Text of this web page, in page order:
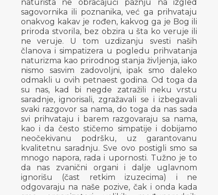
naturista ne obraćajući pažnju na izgled
sagovornika ili poznanika, već ga prihvataju
onakvog kakav je rođen, kakvog ga je Bog ili
priroda stvorila, bez obzira u šta ko veruje ili
ne veruje. U tom uzdizanju svesti naših
članova i simpatizera u pogledu prihvatanja
naturizma kao prirodnog stanja življenja, iako
nismo sasvim zadovoljni, ipak smo daleko
odmakli u ovih petnaest godina. Od toga da
su nas, kad bi negde zatražili neku vrstu
saradnje, ignorisali, zgražavali se i izbegavali
svaki razgovor sa nama, do toga da nas sada
svi prihvataju i barem razgovaraju sa nama,
kao i da često stičemo simpatije i dobijamo
neočekivanu podršku, uz garantovanu
kvalitetnu saradnju. Sve ovo postigli smo sa
mnogo napora, rada i upornosti. Tužno je to
da nas zvanični organi i dalje uglavnom
ignorišu (čast retkim izuzecima) i ne
odgovaraju na naše pozive, čak i onda kada